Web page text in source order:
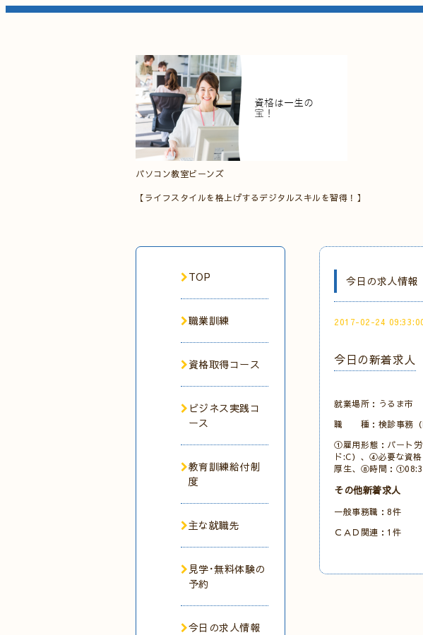
パソコン教室ビーンズ
【ライフスタイルを格上げするデジタルスキルを習得！】
今日の求人情報
2017-02-24
今日の新着求人
就業場所：うるま市
職 種：検診事務（
①雇用形態：パート
ド:C）、④必要な資
厚生、⑧時間：
その他新着求人
一般事務職：8件
ＣＡＤ関連：1件
TOP
職業訓練
資格取得コース
ビジネス実践コ
ース
教育訓練給付制
度
主な就職先
見学･無料体験の
予約
今日の求人情報